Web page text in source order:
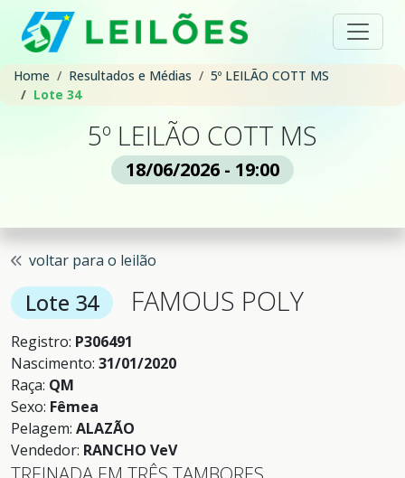
Home Resultados e Médias
5º LEILÃO COTT MS
Lote 34
5º LEILÃO COTT MS
18/06/2026 - 19:00
voltar para o leilão
Lote 34 FAMOUS POLY
Registro: P306491
Nascimento: 31/01/2020
Raça: QM
Sexo: Fêmea
Pelagem: ALAZÃO
Vendedor: RANCHO VeV